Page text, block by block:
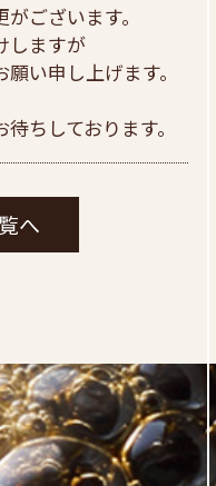
ございます。
しますが
い申し上げます。
ちしております。
へ